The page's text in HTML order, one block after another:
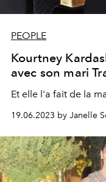
PEOPLE
Kourtney
avec son mari
Et elle l'a fait de la
19.06.2023 by Janelle